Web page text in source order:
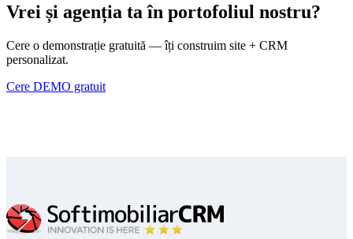
Vrei și agenția ta în portofoliul nostru?
Cere o demonstrație gratuită — îți construim site + CRM
personalizat.
Cere DEMO gratuit